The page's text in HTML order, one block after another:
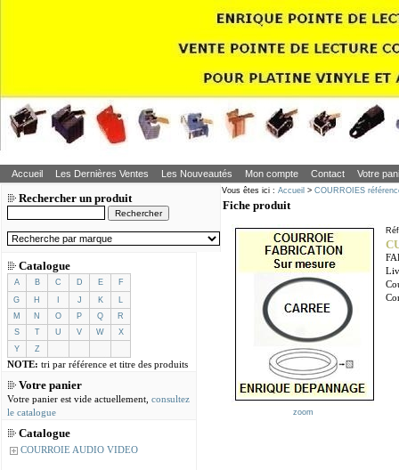
Accueil Les Dernières Ventes Les Nouveautés Mon compte Contact Votre
Rechercher un produit
Catalogue
A B C D E
F
G
H J K
L
M
N O P Q
R
S
T U V W
X
Y
Z
NOTE: tri par référence et titre des produits
Votre panier
Votre panier est vide actuellement, consultez
le catalogue
Catalogue
COURROIE AUDIO VIDEO
Vous êtes ici : Accueil > COURROIES
Fiche produit
zoom